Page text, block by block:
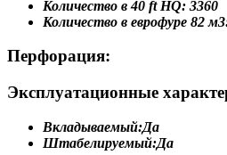
Количество в 40 ft HQ: 3360
Количество в еврофуре 82
Перфорация:
Эксплуатационные
Вкладываемый:Да
Штабелируемый:Да